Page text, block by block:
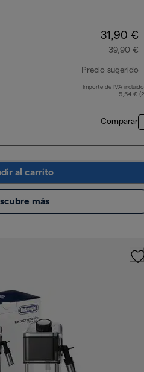
31,90 €
39,90 €
Precio sugerido
Importe de IVA
5,54 €
Comparar
al carrito
más